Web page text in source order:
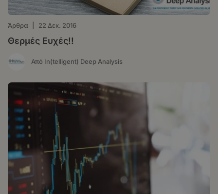
Άρθρα 22 Δεκ. 2016
Θερμές Ευχές!!
Από In(telligent) Deep Analysis